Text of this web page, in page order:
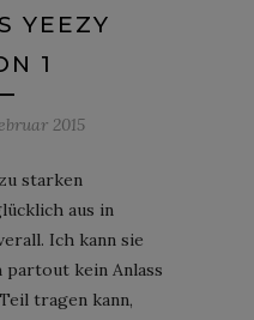
YEEZY
1
2015
starken
aus in
Ich kann sie
kein Anlass
tragen kann,